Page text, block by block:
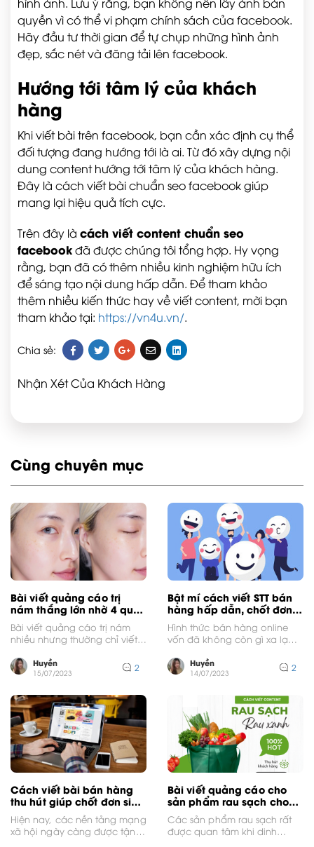
quyền vì có thể vi phạm chính sách của facebook.
Hãy đầu tư thời gian để tự chụp những hình ảnh
đẹp, sắc nét và đăng tải lên facebook.
Hướng tới tâm lý của khách
hàng
Khi viết bài trên facebook, bạn cần xác định cụ thể
đối tượng đang hướng tới là ai. Từ đó xây dựng nội
dung content hướng tới tâm lý của khách hàng.
Đây là cách viết bài chuẩn seo facebook giúp
mang lại hiệu quả tích cực.
Trên đây là cách viết content chuẩn seo
facebookđã được chúng tôi tổng hợp. Hy vọng
rằng, bạn đã có thêm nhiều kinh nghiệm hữu ích
để sáng tạo nội dung hấp dẫn. Để tham khảo
thêm nhiều kiến thức hay về viết content, mời bạn
tham khảo tại: https://vn4u.vn/.
Chia sẻ:
Nhận Xét Của Khách Hàng
Cùng chuyên mục
Bài viết quảng cáo trị
nám thắng lớn nhờ 4 quy
tắc vàng này
Bài viết quảng cáo trị nám
nhiều nhưng thường chỉ viết
tư... Huyền
15/07/2023 2
Bật mí cách viết STT bán
hàng hấp dẫn, chốt đơn
“siêu đỉnh”
Hình thức bán hàng online
vốn đã không còn gì xa lạ
nhỏ...Huyền
14/07/2023 2
Cách viết bài bán hàng
thu hút giúp chốt đơn siêu
nhanh
Hiện nay, các nền tảng mạng
xã hội ngày càng được tận
Bài viết quảng cáo cho
sản phẩm rau sạch cho
dân newbie
Các sản phẩm rau sạch rất
được quan tâm khi dinh